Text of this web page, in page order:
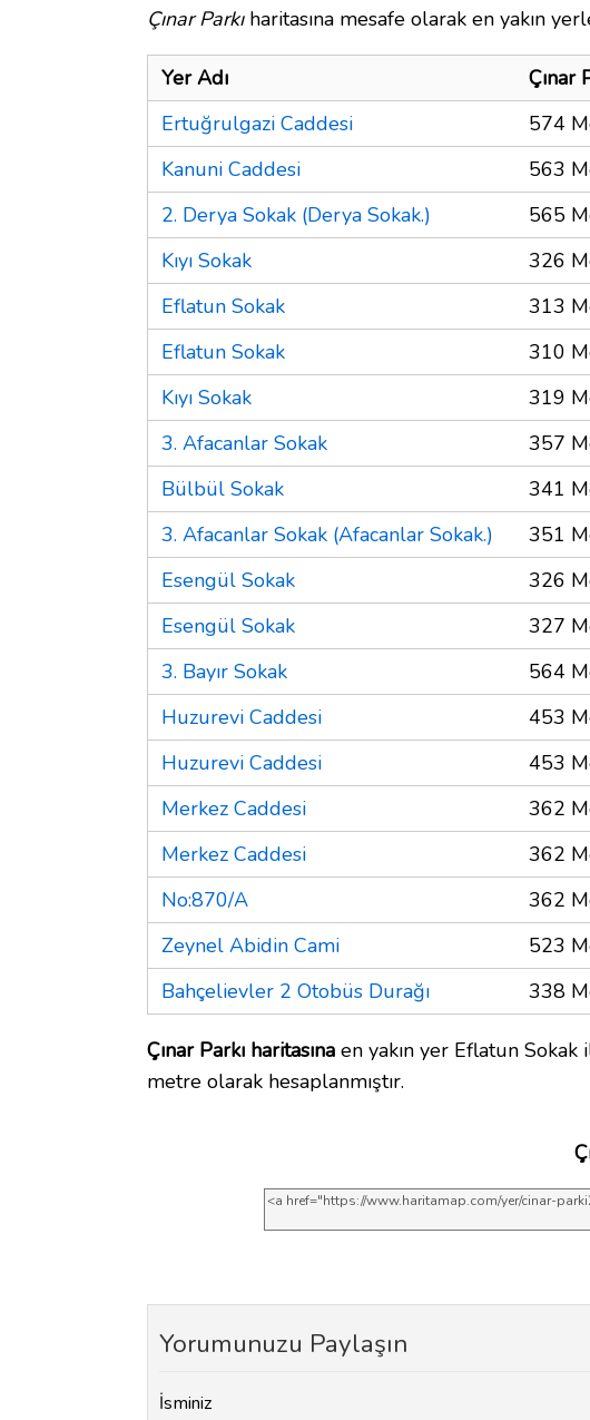
Çınar Parkıharitasına mesafe olarak en yakın
Yer Adı
Çınar
Ertuğrulgazi Caddesi
574
Kanuni Caddesi
563
2. Derya Sokak (Derya Sokak.)
565
Kıyı Sokak
326
Eflatun Sokak
313
Eflatun Sokak
310
Kıyı Sokak
319
3. Afacanlar Sokak
357
Bülbül Sokak
341
3. Afacanlar Sokak (Afacanlar Sokak.)
351
Esengül Sokak
326
Esengül Sokak
327
3. Bayır Sokak
564
Huzurevi Caddesi
453
Huzurevi Caddesi
453
Merkez Caddesi
362
Merkez Caddesi
362
No:870/A
362
Zeynel Abidin Cami
523
Bahçelievler 2 Otobüs Durağı
338
Çınar Parkı haritasına en yakın yer Eflatun Sokak
metre olarak hesaplanmıştır.
Yorumunuzu Paylaşın
İsminiz